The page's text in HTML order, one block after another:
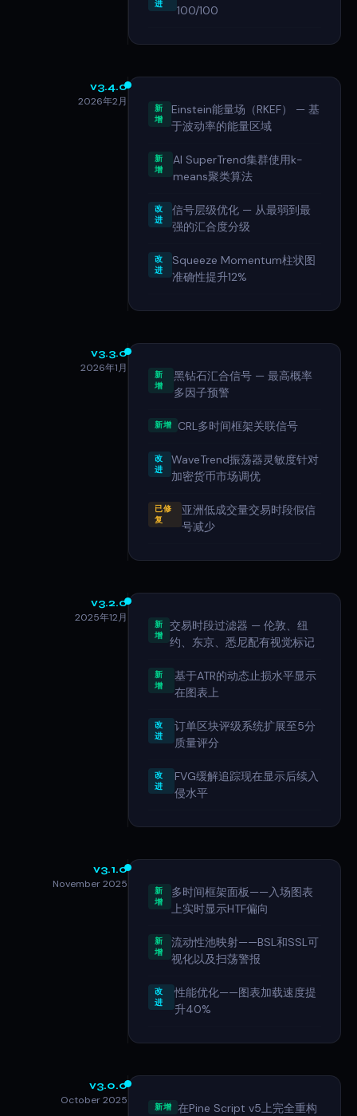
进
100/100
v3.4.0
2026年2月
新
增
Einstein能量场（RKEF） — 基
于波动率的能量区域
新
增
AI SuperTrend集群使用k-
means聚类算法
改
进
信号层级优化 — 从最弱到最
强的汇合度分级
改
进
Squeeze Momentum柱状图
准确性提升12%
v3.3.0
2026年1月
新
增
黑钻石汇合信号 — 最高概率
多因子预警
新增 CRL多时间框架关联信号
改
进
WaveTrend振荡器灵敏度针对
加密货币市场调优
已修
复
亚洲低成交量交易时段假信
号减少
v3.2.0
2025年12月
新
增
交易时段过滤器 — 伦敦、纽
约、东京、悉尼配有视觉标记
新
增
基于ATR的动态止损水平显示
在图表上
改
进
订单区块评级系统扩展至5分
质量评分
改
进
FVG缓解追踪现在显示后续入
侵水平
v3.1.0
November 2025
新
增
多时间框架面板——入场图表
上实时显示HTF偏向
新
增
流动性池映射——BSL和SSL可
视化以及扫荡警报
改
进
性能优化——图表加载速度提
升40%
v3.0.0
October 2025
新增 在Pine Script v5上完全重构